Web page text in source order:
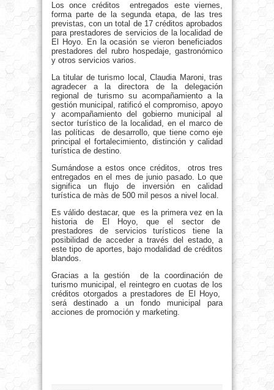
Los once créditos entregados este viernes,
forma parte de la segunda etapa, de las tres
previstas, con un total de 17 créditos aprobados
para prestadores de servicios de la localidad de
El Hoyo. En la ocasión se vieron beneficiados
prestadores del rubro hospedaje, gastronómico
y otros servicios varios.
La titular de turismo local, Claudia Maroni, tras
agradecer a la directora de la delegación
regional de turismo su acompañamiento a la
gestión municipal, ratificó el compromiso, apoyo
y acompañamiento del gobierno municipal al
sector turístico de la localidad, en el marco de
las políticas de desarrollo, que tiene como eje
principal el fortalecimiento, distinción y calidad
turística de destino.
Sumándose a estos once créditos, otros tres
entregados en el mes de junio pasado. Lo que
significa un flujo de inversión en calidad
turística de màs de 500 mil pesos a nivel local.
Es válido destacar, que es la primera vez en la
historia de El Hoyo, que el sector de
prestadores de servicios turísticos tiene la
posibilidad de acceder a través del estado, a
este tipo de aportes, bajo modalidad de créditos
blandos.
Gracias a la gestión de la coordinación de
turismo municipal, el reintegro en cuotas de los
créditos otorgados a prestadores de El Hoyo,
será destinado a un fondo municipal para
acciones de promoción y marketing.